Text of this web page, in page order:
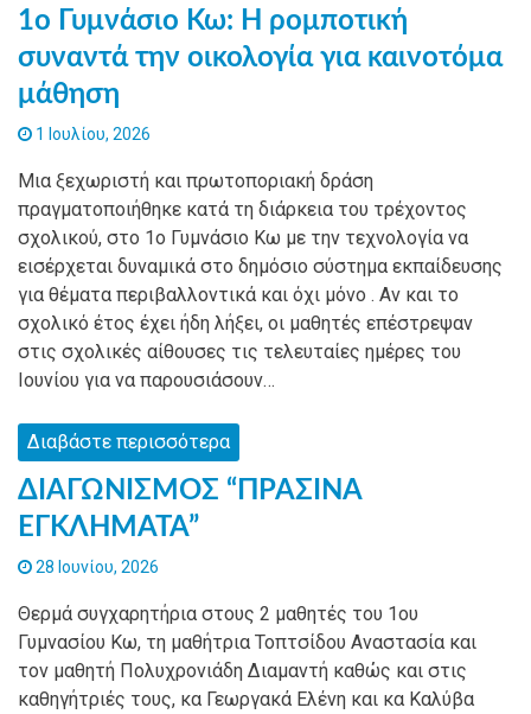
1ο Γυμνάσιο Κω: Η ρομποτική
συναντά την οικολογία για καινοτόμα
μάθηση
1 Ιουλίου, 2026
Mια ξεχωριστή και πρωτοποριακή δράση
πραγματοποιήθηκε κατά τη διάρκεια του τρέχοντος
σχολικού, στο 1ο Γυμνάσιο Κω με την τεχνολογία να
εισέρχεται δυναμικά στο δημόσιο σύστημα εκπαίδευσης
για θέματα περιβαλλοντικά και όχι μόνο . Αν και το
σχολικό έτος έχει ήδη λήξει, οι μαθητές επέστρεψαν
στις σχολικές αίθουσες τις τελευταίες ημέρες του
Ιουνίου για να παρουσιάσουν…
Διαβάστε περισσότερα
ΔΙΑΓΩΝΙΣΜΟΣ “ΠΡΑΣΙΝΑ
ΕΓΚΛΗΜΑΤΑ”
28 Ιουνίου, 2026
Θερμά συγχαρητήρια στους 2 μαθητές του 1ου
Γυμνασίου Κω, τη μαθήτρια Τοπτσίδου Αναστασία και
τον μαθητή Πολυχρονιάδη Διαμαντή καθώς και στις
καθηγήτριές τους, κα Γεωργακά Ελένη και κα Καλύβα